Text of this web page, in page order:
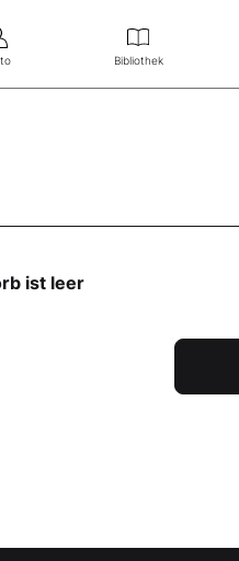
Bibliothek
ist leer